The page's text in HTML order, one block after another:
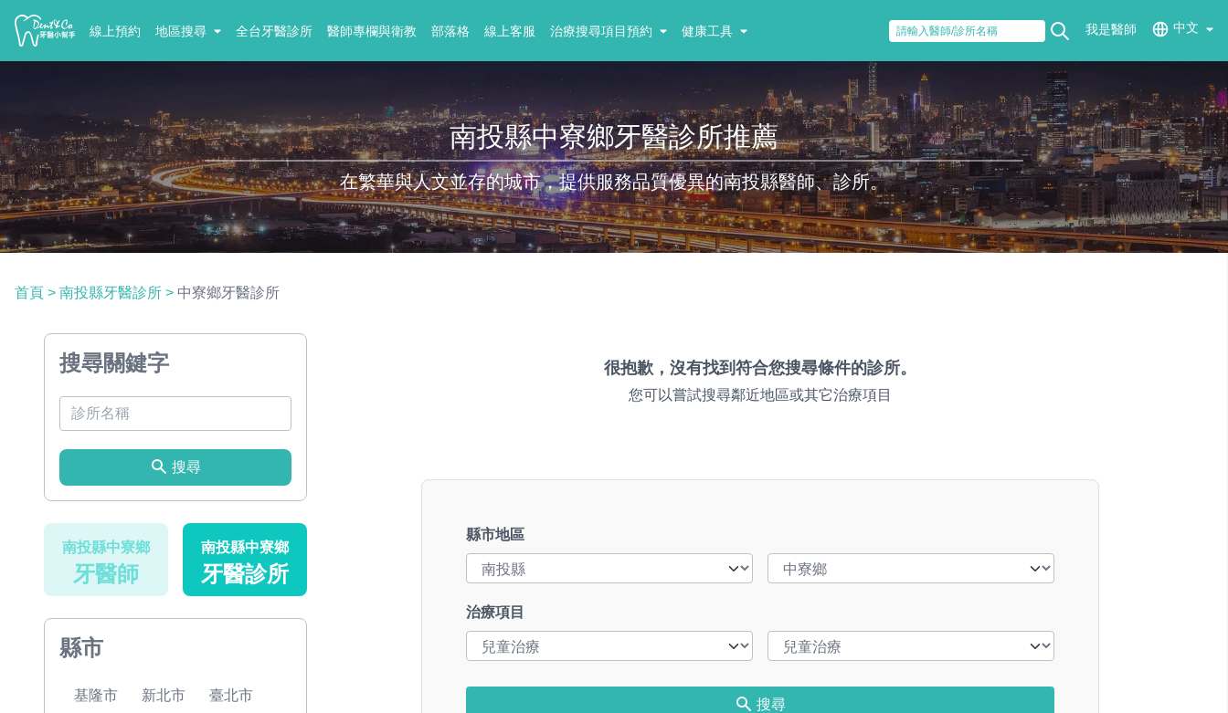
線上預約 地區搜尋 全台牙醫診所 醫師專欄與衛教 部落格 線上客服 治療搜尋項目預約 健康工具 我是醫師 中文
南投縣中寮鄉牙醫診所推薦
在繁華與人文並存的城市，提供服務品質優異的南投縣醫師、診所。
首頁 > 南投縣牙醫診所 > 中寮鄉牙醫診所
搜尋關鍵字
搜尋
南投縣中寮鄉
牙醫師
南投縣中寮鄉
牙醫診所
縣市
基隆市 新北市 臺北市
很抱歉，沒有找到符合您搜尋條件的診所。
您可以嘗試搜尋鄰近地區或其它治療項目
縣市地區
治療項目
搜尋